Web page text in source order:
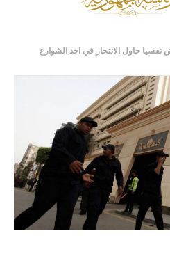
حاول الانتحار في احد الشوارع